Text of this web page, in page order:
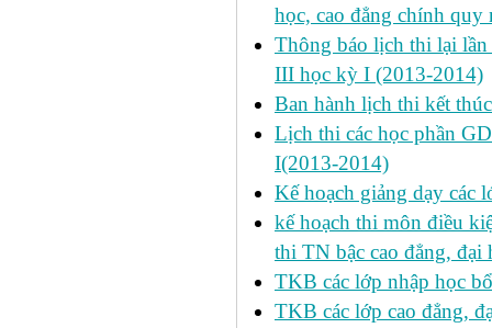
học, cao đẳng chính quy
Thông báo lịch thi lại
III học kỳ I (2013-2014)
Ban hành lịch thi kết
Lịch thi các học phần
I(2013-2014)
Kế hoạch giảng dạy các
kế hoạch thi môn điều
thi TN bậc cao đẳng, đại
TKB các lớp nhập học
TKB các lớp cao đẳng,